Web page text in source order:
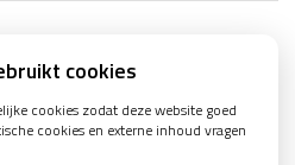
over openstaande rekening
doen!
cookies
cookies zodat deze website goed
cookies en externe inhoud vragen